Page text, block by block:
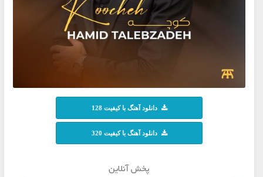
دانلود آهنگ با کیفیت 128
دانلود آهنگ با کیفیت 320
پخش آنلاین